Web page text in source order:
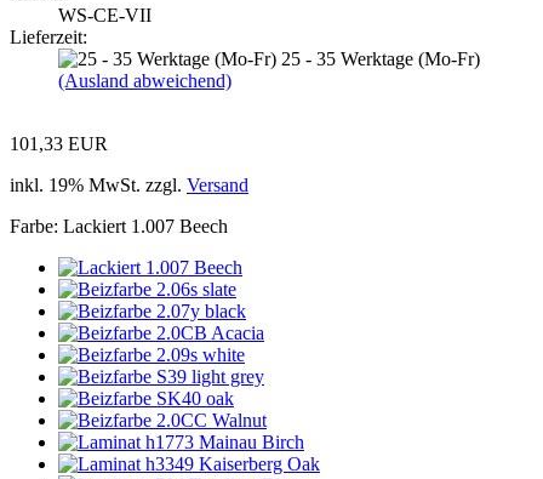
WS-CE-VII
Lieferzeit:
25 - 35 Werktage (Mo-Fr)
(Ausland abweichend)
101,33 EUR
inkl. 19% MwSt. zzgl. Versand
Farbe: Lackiert 1.007 Beech